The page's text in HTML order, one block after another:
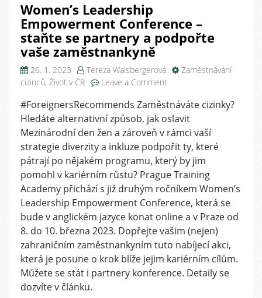
Women’s Leadership
Empowerment Conference –
staňte se partnery a podpořte
vaše zaměstnankyně
26. 1. 2023 Tereza Walsbergerová
Zaměstnávání
cizinců, Život v ČR Leave a Comment
Leadership
Empowerment
Conference
–
staňte
se
partnery
a
podpořte
vaše
zaměstnankyně
#ForeignersRecommends Zaměstnáváte cizinky?
Hledáte alternativní způsob, jak oslavit
Mezinárodní den žen a zároveň v rámci vaší
strategie diverzity a inkluze podpořit ty, které
pátrají po nějakém programu, který by jim
pomohl v kariérním růstu? Prague Training
Academy přichází s již druhým ročníkem Women’s
Leadership Empowerment Conference, která se
bude v anglickém jazyce konat online a v Praze od
8. do 10. března 2023. Dopřejte vašim (nejen)
zahraničním zaměstnankyním tuto nabíjecí akci,
která je posune o krok blíže jejim kariérním cílům.
Můžete se stát i partnery konference. Detaily se
dozvíte v článku.